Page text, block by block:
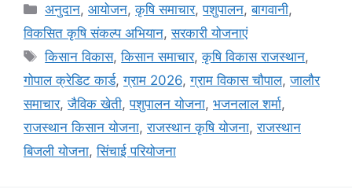
अनुदान,आयोजन,कृषि समाचार,पशुपालन,बागवानी,
विकसित कृषि संकल्प अभियान,सरकारी योजनाएं
किसान विकास,किसान समाचार,कृषि विकास राजस्थान,
गोपाल क्रेडिट कार्ड,ग्राम 2026,ग्राम विकास चौपाल,जालौर
समाचार,जैविक खेती,पशुपालन योजना, भजनलाल शर्मा,
राजस्थान किसान योजना,राजस्थान कृषि योजना,राजस्थान
बिजली योजना,सिंचाई परियोजना